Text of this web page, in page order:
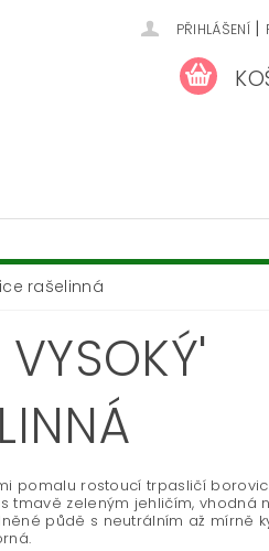
PŘIHLÁŠENÍ |
rašelinná
pomalu rostoucí trpasličí
tmavě zeleným jehličím, vhodná
půdě s neutrálním až mírně